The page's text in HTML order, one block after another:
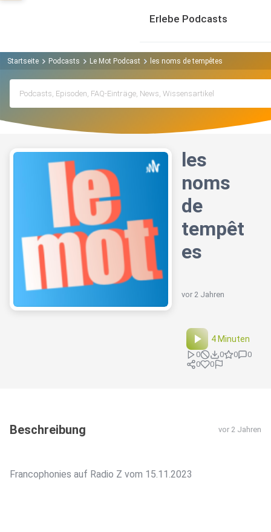
Erlebe Podcasts
Startseite Podcasts Le Mot Podcast les noms de tempêtes
les
noms
de
tempêt
es
vor 2 Jahren
4 Minuten
0 0 0
0
0
0
Beschreibung vor 2 Jahren
Francophonies auf Radio Z vom 15.11.2023